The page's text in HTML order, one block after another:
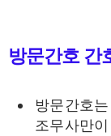
방문간호 간
방문간호
조무사만